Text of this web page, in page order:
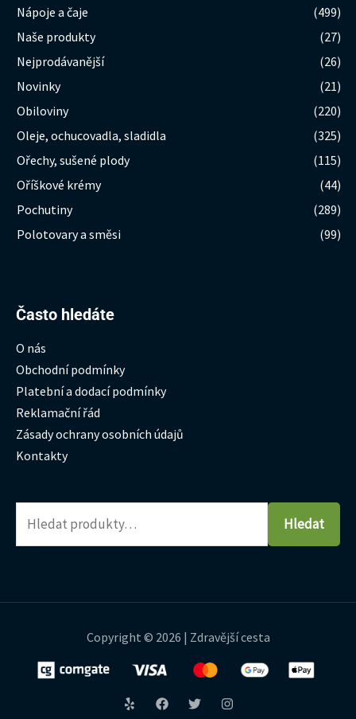
Nápoje a čaje
(499)
Naše produkty
(27)
Nejprodávanější
(26)
Novinky
(21)
Obiloviny
(220)
Oleje, ochucovadla, sladidla
(325)
Ořechy, sušené plody
(115)
Oříškové krémy
(44)
Pochutiny
(289)
Polotovary a směsi
(99)
Často hledáte
O nás
Obchodní podmínky
Platební a dodací podmínky
Reklamační řád
Zásady ochrany osobních údajů
Kontakty
Hledat:
Hledat
Copyright © 2026 | Zdravější cesta